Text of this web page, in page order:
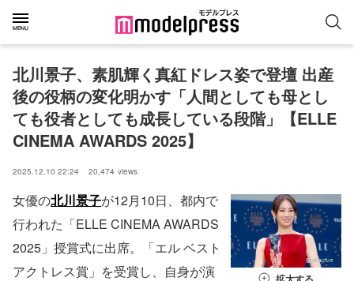
北川景子、素肌輝く真紅ドレス姿で登壇 出産
後の役柄の変化明かす「人間としても母とし
ても役者としても成長している段階」【ELLE
CINEMA AWARDS 2025】
2025.12.10 22:24 20,474 views
女優の北川景子が12月10日、都内で
行われた「ELLE CINEMA AWARDS
2025」授賞式に出席。「エル ベスト
アクトレス賞」を受賞し、自身が演